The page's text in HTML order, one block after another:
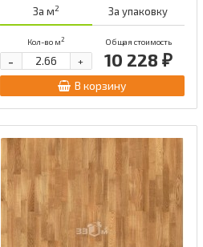
За м2 За упаковку
Кол-во м2 Общая стоимость
10 228 ₽
+
-
В корзину